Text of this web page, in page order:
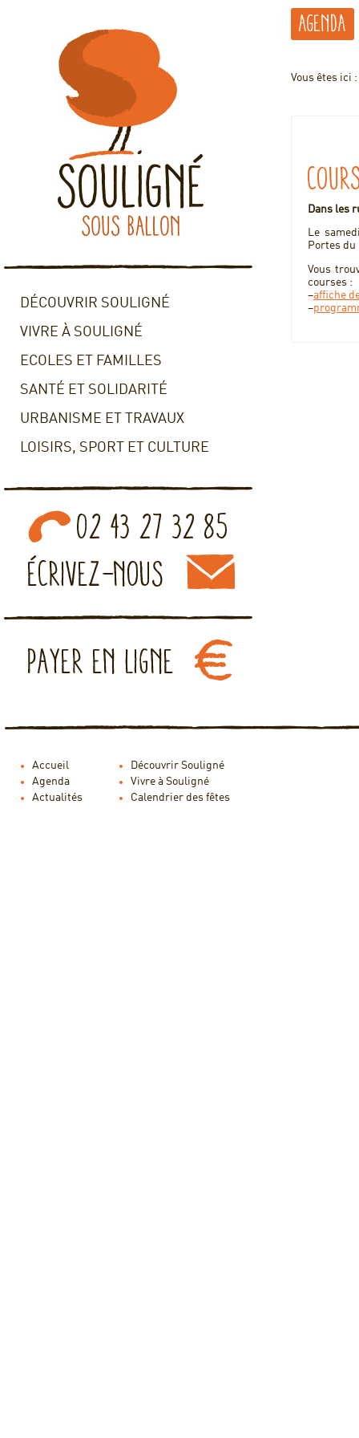
DÉCOUVRIR SOULIGNÉ
VIVRE À SOULIGNÉ
ECOLES ET FAMILLES
SANTÉ ET SOLIDARITÉ
URBANISME ET TRAVAUX
LOISIRS, SPORT ET CULTURE
Agenda
Vous êtes ici :
Dans les
Le
Portes du
Vous
courses :
–affiche
–
Accueil
Agenda
Actualités
Découvrir Souligné
Vivre à Souligné
Calendrier des fêtes